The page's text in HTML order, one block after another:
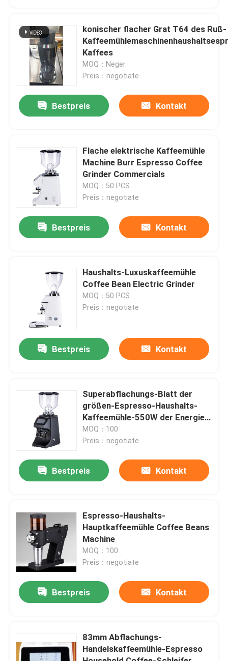
Produkte
VR Show
Über uns
Qualitätskontrolle
Treten Sie mit uns in Verbindung
Fälle
Burr Coffee Grinder
konischer flacher Grat T64 des Ruß-
Kaffees
MOQ：Neger
Preis：negotiate
Bestpreis Kontakt
Flache elektrische Kaffeemühle
Machine Burr Espresso Coffee
Grinder Commercials
MOQ：50 PCS
Preis：negotiate
Bestpreis Kontakt
Haushalts-Luxuskaffeemühle
Coffee Bean Electric Grinder
MOQ：50 PCS
Preis：negotiate
Bestpreis Kontakt
Superabflachungs-Blatt der
größen-Espresso-Haushalts-
Kaffeemühle-550W der Energie-
83mm
MOQ：100
Preis：negotiate
Bestpreis Kontakt
Espresso-Haushalts-
Hauptkaffeemühle Coffee Beans
Machine
MOQ：100
Preis：negotiate
Bestpreis Kontakt
83mm Abflachungs-
Handelskaffeemühle-Espresso